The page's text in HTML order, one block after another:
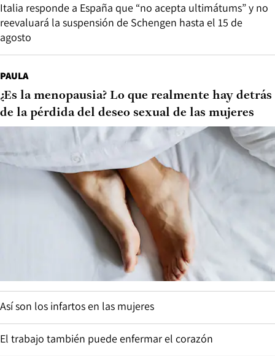
Italia responde a España que “no acepta ultimátums” y no
reevaluará la suspensión de Schengen hasta el 15 de
agosto
PAULA
¿Es la menopausia? Lo que realmente hay detrás
de la pérdida del deseo sexual de las mujeres
Así son los infartos en las mujeres
El trabajo también puede enfermar el corazón